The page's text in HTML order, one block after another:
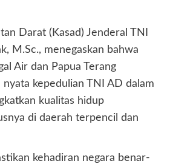
Darat (Kasad) Jenderal TNI
M.Sc., menegaskan bahwa
Air dan Papua Terang
kepedulian TNI AD dalam
kualitas hidup
di daerah terpencil dan
kehadiran negara benar-